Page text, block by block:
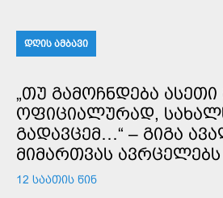
ᲓᲦᲘᲡ ᲐᲛᲑᲐᲕᲘ
„ᲗᲣ ᲒᲐᲛᲝᲩᲜᲓᲔᲑᲐ
ᲝᲤᲘᲪᲘᲐᲚᲣᲠᲐᲓ,
ᲒᲐᲓᲐᲕᲪᲔᲛ…“ – ᲒᲘᲒᲐ
ᲛᲘᲛᲐᲠᲗᲕᲐᲡ ᲐᲕᲠᲪᲔᲚᲔᲑᲡ
12 ᲡᲐᲐᲗᲘᲡ ᲬᲘᲜ